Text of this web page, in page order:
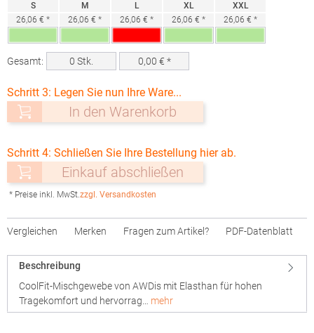
S
26,06 € *
M
26,06 € *
L
26,06 € *
XL
26,06 € *
XXL
26,06 € *
Gesamt: 0 Stk. 0,00 € *
Schritt 3: Legen Sie nun Ihre Ware...
In den Warenkorb
Schritt 4: Schließen Sie Ihre Bestellung hier ab.
Einkauf abschließen
* Preise inkl. MwSt.zzgl. Versandkosten
Vergleichen Merken Fragen zum Artikel? PDF-Datenblatt
Beschreibung
CoolFit-Mischgewebe von AWDis mit Elasthan für hohen
Tragekomfort und hervorrag… mehr